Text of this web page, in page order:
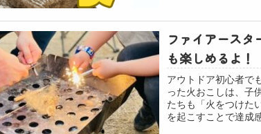
チったこの油汚れ
ファイアースタ
も楽しめるよ！
アウトドア初心者で
った火おこしは、子
たちも「火をつけた
を起こすことで達成